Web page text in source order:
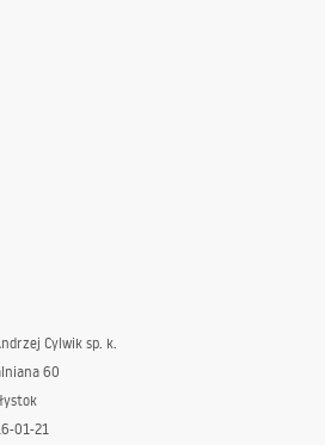
Cylwik sp. k.
60
01-21